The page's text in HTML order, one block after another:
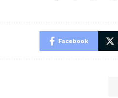
Facebook